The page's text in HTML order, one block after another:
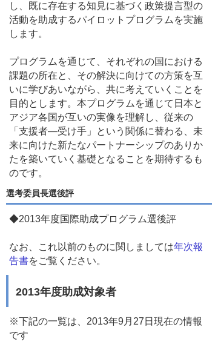
し、既に存在する知見に基づく政策提言型の
活動を助成するパイロットプログラムを実施
します。
プログラムを通じて、それぞれの国における
課題の所在と、その解決に向けての方策を互
いに学びあいながら、共に考えていくことを
目的とします。本プログラムを通じて日本と
アジア各国が互いの実像を理解し、従来の
「支援者―受け手」という関係に替わる、未
来に向けた新たなパートナーシップのありか
たを築いていく基礎となることを期待するも
のです。
選考委員長選後評
◆2013年度国際助成プログラム選後評
なお、これ以前のものに関しましては年次報
告書をご覧ください。
2013年度助成対象者
※下記の一覧は、2013年9月27日現在の情報
です